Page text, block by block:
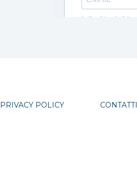
PRIVACY POLICY CONTATTI